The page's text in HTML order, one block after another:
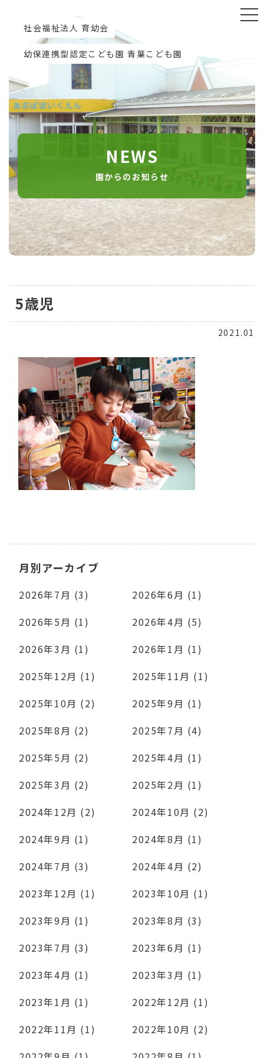
社会福祉法人 育幼会
幼保連携型認定こども園 青葉こども園
NEWS
園からのお知らせ
5歳児
2021.01
月別アーカイブ
2026年7月 (3)
2026年6月 (1)
2026年5月 (1)
2026年4月 (5)
2026年3月 (1)
2026年1月 (1)
2025年12月 (1)
2025年11月 (1)
2025年10月 (2)
2025年9月 (1)
2025年8月 (2)
2025年7月 (4)
2025年5月 (2)
2025年4月 (1)
2025年3月 (2)
2025年2月 (1)
2024年12月 (2)
2024年10月 (2)
2024年9月 (1)
2024年8月 (1)
2024年7月 (3)
2024年4月 (2)
2023年12月 (1)
2023年10月 (1)
2023年9月 (1)
2023年8月 (3)
2023年7月 (3)
2023年6月 (1)
2023年4月 (1)
2023年3月 (1)
2023年1月 (1)
2022年12月 (1)
2022年11月 (1)
2022年10月 (2)